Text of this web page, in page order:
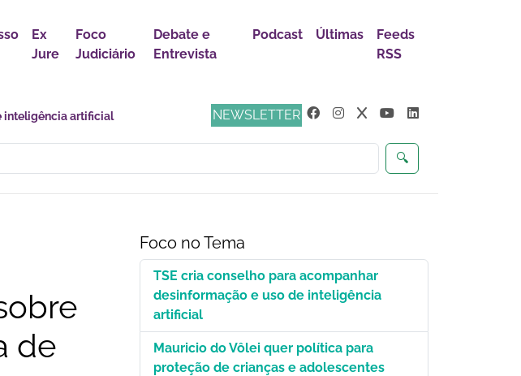
Ex
Jure
Foco
Judiciário
Debate e
Entrevista
Podcast Últimas
Feeds
RSS
NEWSLETTER
🔍
contra conteúdos
de
Foco no Tema
TSE cria conselho para acompanhar
desinformação e uso de inteligência
artificial
Mauricio do Vôlei quer política para
proteção de crianças e adolescentes